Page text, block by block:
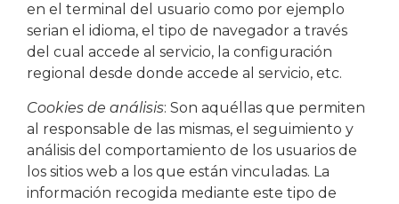
en el terminal del usuario como por ejemplo
serian el idioma, el tipo de navegador a través
del cual accede al servicio, la configuración
regional desde donde accede al servicio, etc.
Cookies de análisis: Son aquéllas que permiten
al responsable de las mismas, el seguimiento y
análisis del comportamiento de los usuarios de
los sitios web a los que están vinculadas. La
información recogida mediante este tipo de